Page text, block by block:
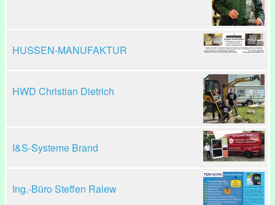
HUSSEN-MANUFAKTUR
HWD Christian Dietrich
I&S-Systeme Brand
Ing.-Büro Steffen Ralew